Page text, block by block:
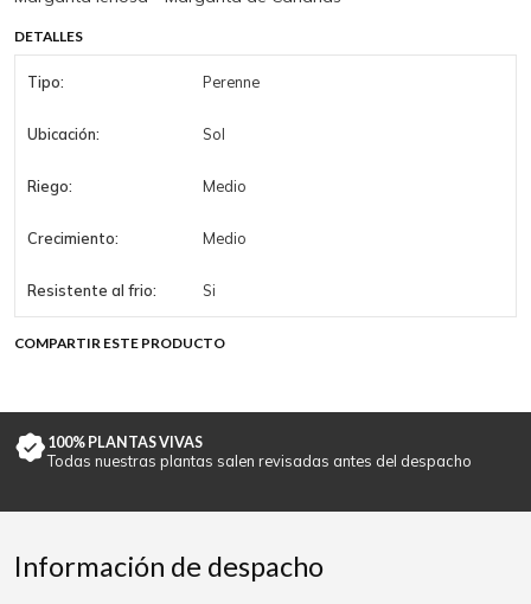
DETALLES
Tipo: Perenne
Ubicación: Sol
Riego: Medio
Crecimiento: Medio
Resistente al frio: Si
COMPARTIR ESTE PRODUCTO
100% PLANTAS VIVAS
Todas nuestras plantas salen revisadas antes del despacho
Información de despacho